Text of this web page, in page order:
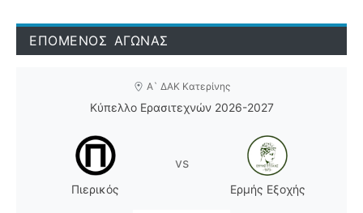
ΕΠΟΜΕΝΟΣ ΑΓΩΝΑΣ
Α` ΔΑΚ Κατερίνης
Κύπελλο Ερασιτεχνών 2026-2027
Πιερικός
vs
Ερμής Εξοχής